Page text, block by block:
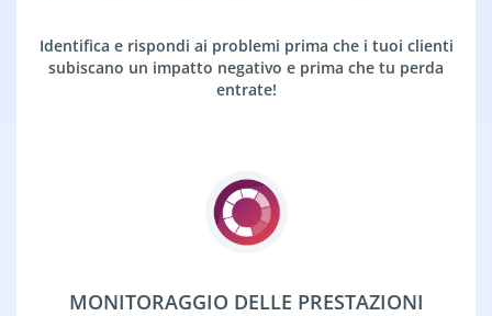
Identifica e rispondi ai problemi prima che i tuoi clienti
subiscano un impatto negativo e prima che tu perda
entrate!
MONITORAGGIO DELLE PRESTAZIONI